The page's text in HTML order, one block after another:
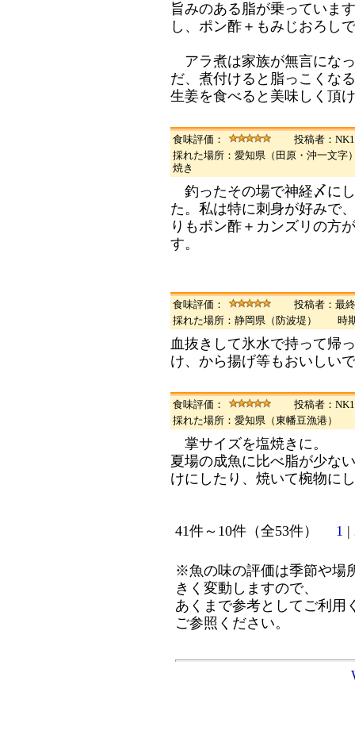
旨みのある脂が乗っていま
し、ポン酢＋もみじおろし
アラ煮は家族が無言にな
だ、煮付けると脂っこくな
生姜を食べると美味しく頂
食味評価：
投稿者：
採れた場所：愛知県（田原・沖一
焼き
釣ったその場で神経〆に
た。私は特に刺身が好みで
りもポン酢＋カンズリの方
す。
食味評価：
投稿者：最
採れた場所：静岡県（防波堤） 時
血抜きして氷水で持って帰
け、から揚げ等もおいしい
食味評価：
投稿者：
採れた場所：愛知県（東幡豆漁港
掌サイズを塩焼きに。
夏場の成魚に比べ脂が少な
けにしたり、焼いて椀物に
41件～10件（全53件） 1 |
※魚の味の評価は季節や場
きく変動しますので、
あくまで参考としてご利
ご参照ください。